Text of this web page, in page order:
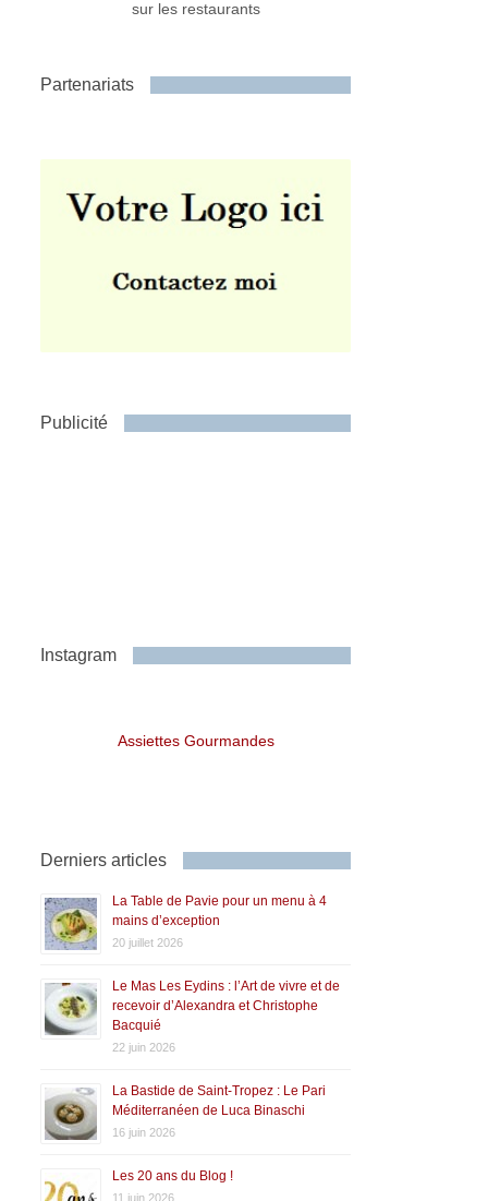
sur les restaurants
Partenariats
Publicité
Instagram
Assiettes Gourmandes
Derniers articles
La Table de Pavie pour un menu à 4
mains d’exception
20 juillet 2026
Le Mas Les Eydins : l’Art de vivre et de
recevoir d’Alexandra et Christophe
Bacquié
22 juin 2026
La Bastide de Saint-Tropez : Le Pari
Méditerranéen de Luca Binaschi
16 juin 2026
Les 20 ans du Blog !
11 juin 2026